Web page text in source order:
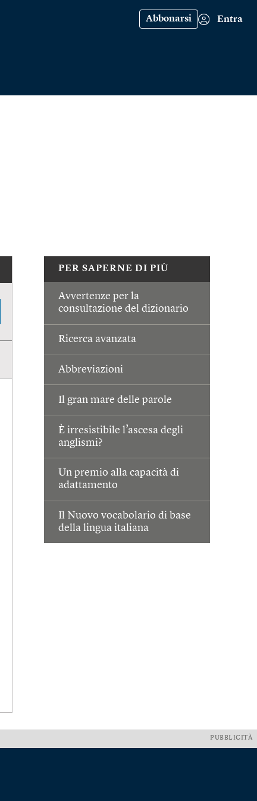
Abbonarsi Entra
PER SAPERNE DI PIÙ
Avvertenze per la
consultazione del dizionario
Ricerca avanzata
Abbreviazioni
Il gran mare delle parole
È irresistibile l’ascesa degli
anglismi?
Un premio alla capacità di
adattamento
Il Nuovo vocabolario di base
della lingua italiana
PUBBLICITÀ